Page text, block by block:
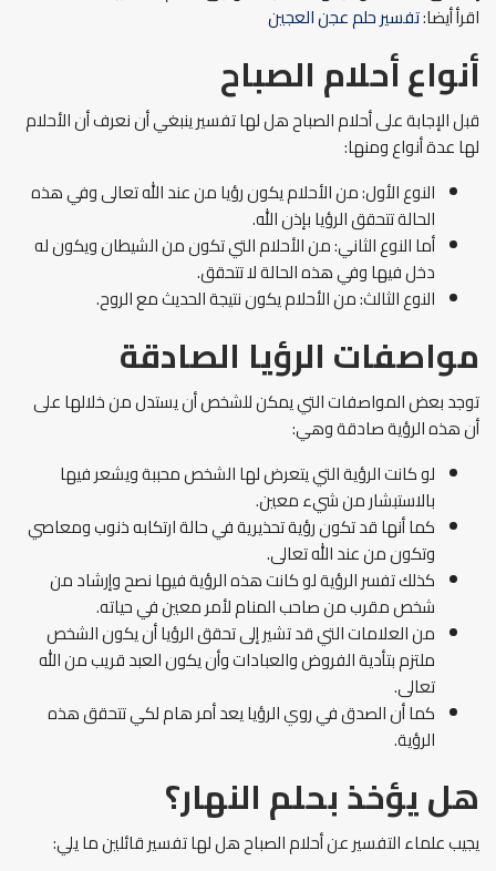
اقرأ أيضا:تفسير حلم عجن العجين
أنواع أحلام الصباح
قبل الإجابة على أحلام الصباح هل لها تفسير ينبغي أن نعرف أن الأحلام
لها عدة أنواع ومنها:
النوع الأول: من الأحلام يكون رؤيا من عند الله تعالى وفي هذه
الحالة تتحقق الرؤيا بإذن الله.
أما النوع الثاني: من الأحلام التي تكون من الشيطان ويكون له
دخل فيها وفي هذه الحالة لا تتحقق.
النوع الثالث: من الأحلام يكون نتيجة الحديث مع الروح.
مواصفات الرؤيا الصادقة
توجد بعض المواصفات التي يمكن للشخص أن يستدل من خلالها على
أن هذه الرؤية صادقة وهي:
لو كانت الرؤية التي يتعرض لها الشخص محببة ويشعر فيها
بالاستبشار من شيء معين.
كما أنها قد تكون رؤية تحذيرية في حالة ارتكابه ذنوب ومعاصي
وتكون من عند الله تعالى.
كذلك تفسر الرؤية لو كانت هذه الرؤية فيها نصح وإرشاد من
شخص مقرب من صاحب المنام لأمر معين في حياته.
من العلامات التي قد تشير إلى تحقق الرؤيا أن يكون الشخص
ملتزم بتأدية الفروض والعبادات وأن يكون العبد قريب من الله
تعالى.
كما أن الصدق في روي الرؤيا يعد أمر هام لكي تتحقق هذه
الرؤية.
هل يؤخذ بحلم النهار؟
يجيب علماء التفسير عن أحلام الصباح هل لها تفسير قائلين ما يلي: